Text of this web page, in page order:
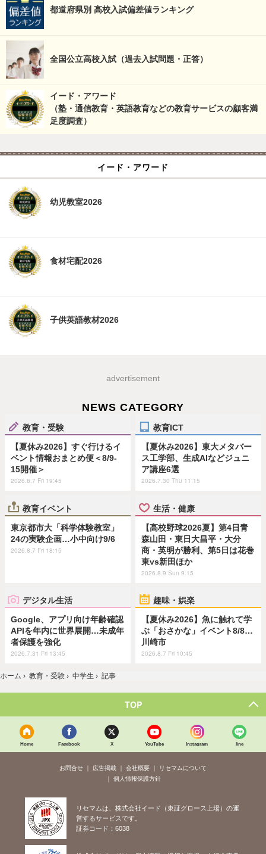
都道府県別 高校入試偏差値ランキング
全国公立高校入試（過去入試問題・正答）
イード・アワード
（塾・通信教育・英語教育などの教育サービスの顧客満
足度調査）
イード・アワード
幼児教室2026
食材宅配2026
子供英語教材2026
advertisement
NEWS CATEGORY
教育・受験
【夏休み2026】すぐ行けるイ
ベント情報おまとめ便＜8/9-
15開催＞
2026.8.7 Fri 19:45
教育ICT
【夏休み2026】東大メタバー
ス工学部、生成AIなどジュニ
ア講座6選
2026.7.30 Thu 11:15
教育イベント
東京都市大「科学体験教室」
24の実験企画…小中向け9/6
2026.8.7 Fri 18:15
生活・健康
【高校野球2026夏】第4日青
森山田・東日大昌平・大分
商・英明が勝利、第5日は花巻
東vs新田ほか
2026.8.9 Sun 9:15
デジタル生活
Google、アプリ向け年齢確認
APIを年内に世界展開…未成年
者保護を強化
2026.7.31 Fri 13:45
趣味・娯楽
【夏休み2026】魚に触れて学
ぶ「おさかな」イベント8/8…
川崎市
2026.8.7 Fri 10:45
ホーム › 教育・受験 › 中学生 › 記事
TOP
Home Facebook X YouTube Instagram line
お問合せ 広告掲載 会社概要
リセマムについて
個人情報保護方針
リセマムは、株式会社イード（東証グロース上場）の運
営するサービスです。
証券コード：6038